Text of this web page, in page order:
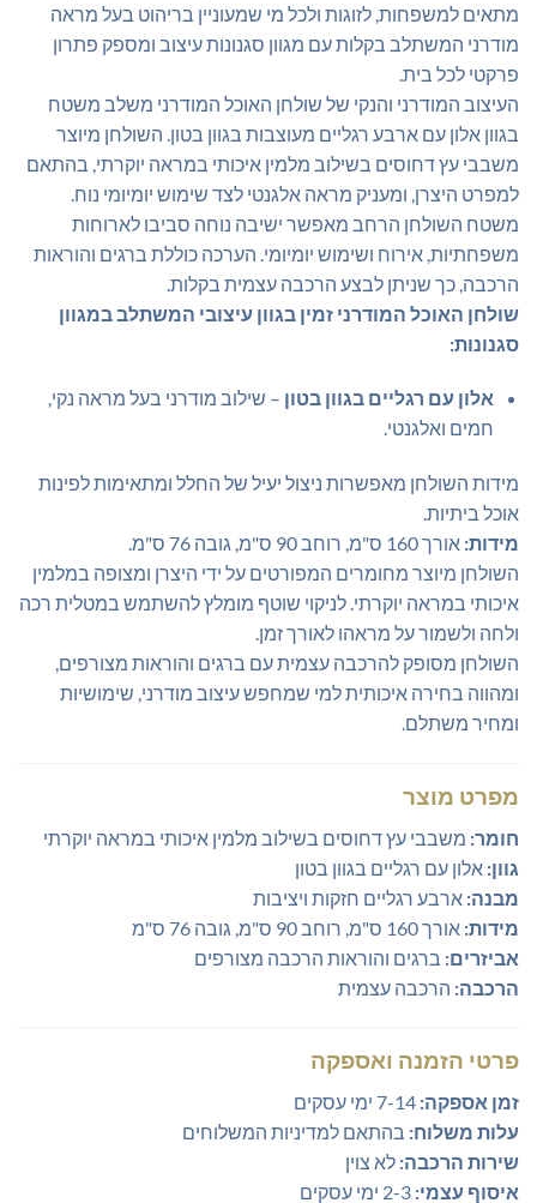
מתאים למשפחות, לזוגות ולכל מי שמעוניין בריהוט בעל מראה
מודרני המשתלב בקלות עם מגוון סגנונות עיצוב ומספק פתרון
פרקטי לכל בית.
העיצוב המודרני והנקי של שולחן האוכל המודרני משלב משטח
בגוון אלון עם ארבע רגליים מעוצבות בגוון בטון. השולחן מיוצר
משבבי עץ דחוסים בשילוב מלמין איכותי במראה יוקרתי, בהתאם
למפרט היצרן, ומעניק מראה אלגנטי לצד שימוש יומיומי נוח.
משטח השולחן הרחב מאפשר ישיבה נוחה סביבו לארוחות
משפחתיות, אירוח ושימוש יומיומי. הערכה כוללת ברגים והוראות
הרכבה, כך שניתן לבצע הרכבה עצמית בקלות.
שולחן האוכל המודרני זמין בגוון עיצובי המשתלב במגוון
סגנונות:
אלון עם רגליים בגוון בטון – שילוב מודרני בעל מראה נקי,
חמים ואלגנטי.
מידות השולחן מאפשרות ניצול יעיל של החלל ומתאימות לפינות
אוכל ביתיות.
מידות: אורך 160 ס"מ, רוחב 90 ס"מ, גובה 76 ס"מ.
השולחן מיוצר מחומרים המפורטים על ידי היצרן ומצופה במלמין
איכותי במראה יוקרתי. לניקוי שוטף מומלץ להשתמש במטלית רכה
ולחה ולשמור על מראהו לאורך זמן.
השולחן מסופק להרכבה עצמית עם ברגים והוראות מצורפים,
ומהווה בחירה איכותית למי שמחפש עיצוב מודרני, שימושיות
ומחיר משתלם.
מפרט מוצר
חומר: משבבי עץ דחוסים בשילוב מלמין איכותי במראה יוקרתי
גוון: אלון עם רגליים בגוון בטון
מבנה: ארבע רגליים חזקות ויציבות
מידות: אורך 160 ס"מ, רוחב 90 ס"מ, גובה 76 ס"מ
אביזרים: ברגים והוראות הרכבה מצורפים
הרכבה: הרכבה עצמית
פרטי הזמנה ואספקה
זמן אספקה:
עלות משלוח: בהתאם למדיניות המשלוחים
שירות הרכבה: לא צוין
איסוף עצמי: